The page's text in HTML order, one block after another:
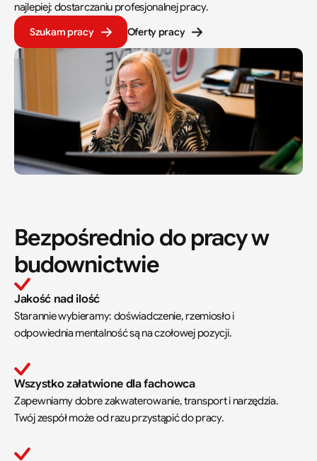
najlepiej: dostarczaniu profesjonalnej pracy.
Szukam pracy
Oferty pracy
Bezpośrednio do pracy w
budownictwie
Jakość nad ilość
Starannie wybieramy: doświadczenie, rzemiosło i
odpowiednia mentalność są na czołowej pozycji.
Wszystko załatwione dla fachowca
Zapewniamy dobre zakwaterowanie, transport i narzędzia.
Twój zespół może od razu przystąpić do pracy.